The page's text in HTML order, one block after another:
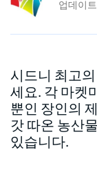
업데이
시드니 최고
세요. 각 마켓
뿐인 장인의
갓 따온 농산
있습니다.